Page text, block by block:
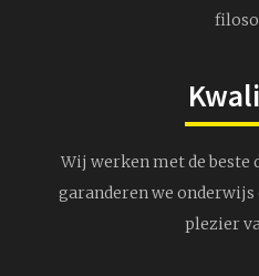
Wij werken met de beste
garanderen we
plezier